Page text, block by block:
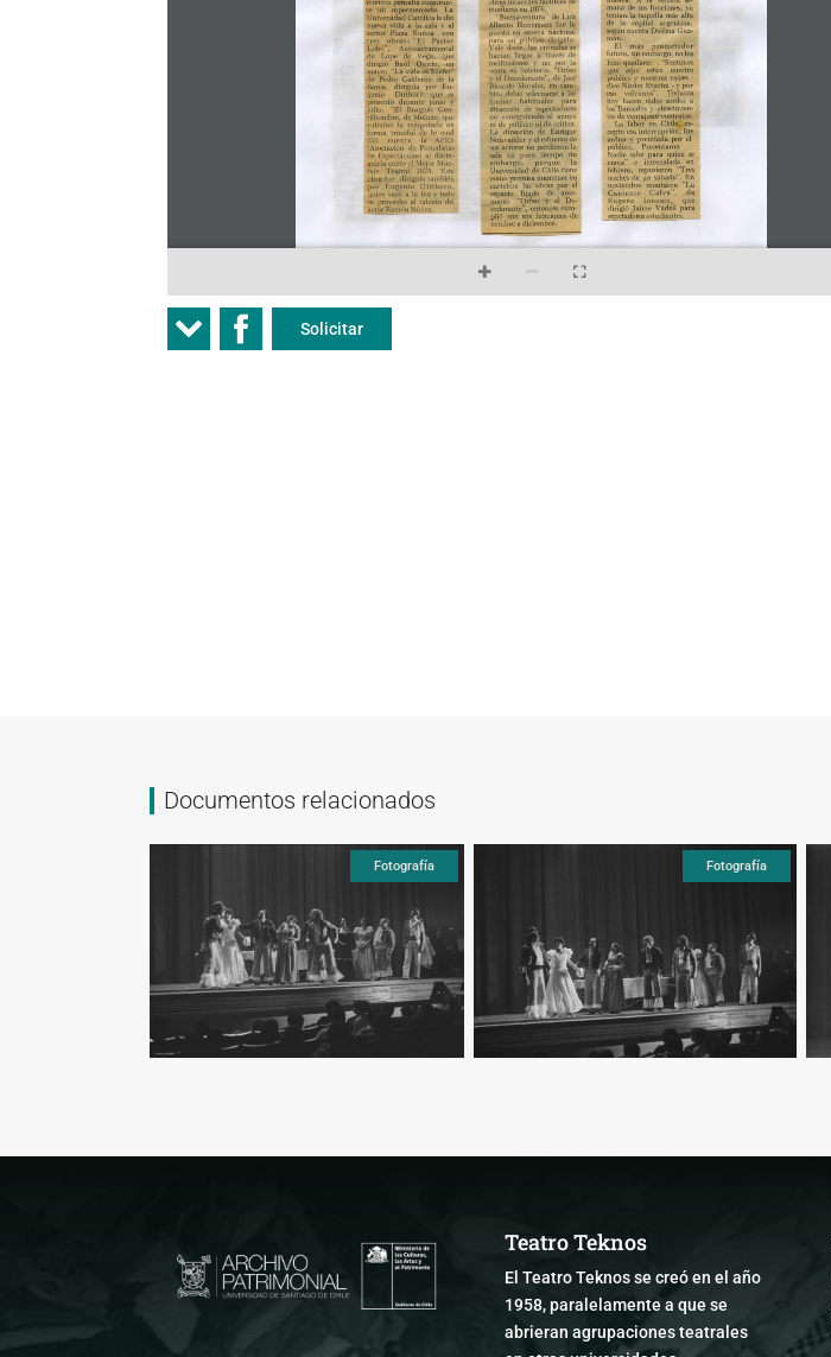
Solicitar
Documentos relacionados
Fotografía Fotografía
Teatro Teknos
El Teatro Teknos se creó en el año
1958, paralelamente a que se
abrieran agrupaciones teatrales